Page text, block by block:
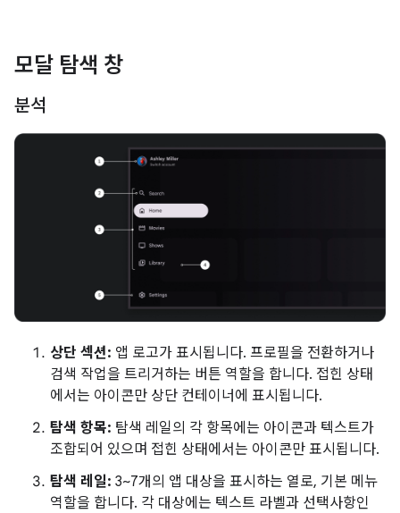
모달 탐색 창
분석
상단 섹션: 앱 로고가 표시됩니다. 프로필을 전환하거나
검색 작업을 트리거하는 버튼 역할을 합니다. 접힌 상태
에서는 아이콘만 상단 컨테이너에 표시됩니다.
탐색 항목: 탐색 레일의 각 항목에는 아이콘과 텍스트가
조합되어 있으며 접힌 상태에서는 아이콘만 표시됩니다.
탐색 레일: 3~7개의 앱 대상을 표시하는 열로, 기본 메뉴
역할을 합니다. 각 대상에는 텍스트 라벨과 선택사항인